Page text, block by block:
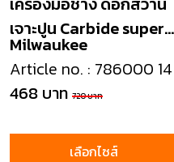
Milwaukee
เจาะปูน Carbide super
masonry drill
Article no. : 786000 14
468 บาท 720 บาท
เลือกไซส์